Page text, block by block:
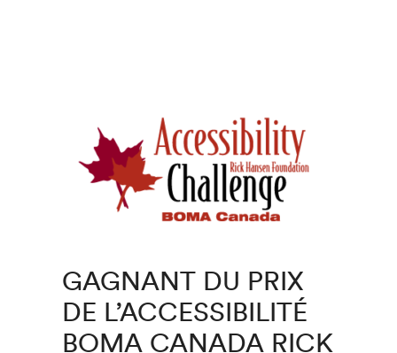
GAGNANT DU PRIX
DE L’ACCESSIBILITÉ
BOMA CANADA RICK